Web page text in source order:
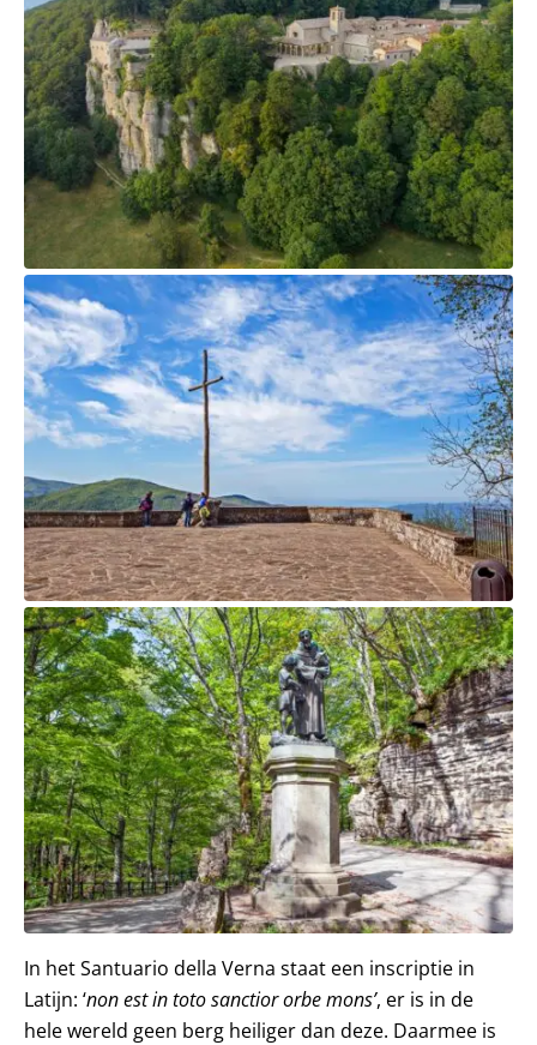
In het Santuario della Verna staat een inscriptie in
Latijn: ‘non est in toto sanctior orbe mons’, er is in de
hele wereld geen berg heiliger dan deze. Daarmee is